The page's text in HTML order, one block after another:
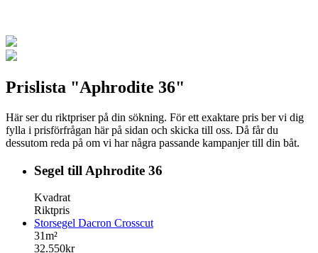
Prislista "Aphrodite 36"
Här ser du riktpriser på din sökning. För ett exaktare pris ber vi dig
fylla i prisförfrågan här på sidan och skicka till oss. Då får du
dessutom reda på om vi har några passande kampanjer till din båt.
Segel till Aphrodite 36
Kvadrat
Riktpris
Storsegel Dacron Crosscut
31m²
32.550kr